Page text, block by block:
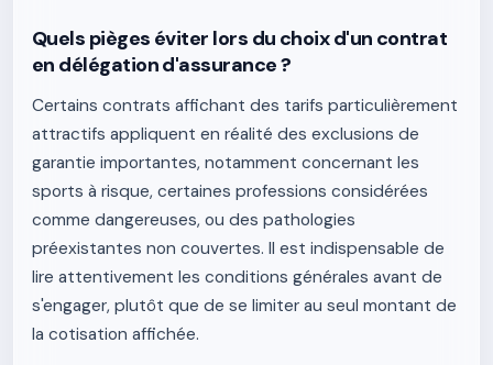
Quels pièges éviter lors du choix d'un contrat
en délégation d'assurance ?
Certains contrats affichant des tarifs particulièrement
attractifs appliquent en réalité des exclusions de
garantie importantes, notamment concernant les
sports à risque, certaines professions considérées
comme dangereuses, ou des pathologies
préexistantes non couvertes. Il est indispensable de
lire attentivement les conditions générales avant de
s'engager, plutôt que de se limiter au seul montant de
la cotisation affichée.